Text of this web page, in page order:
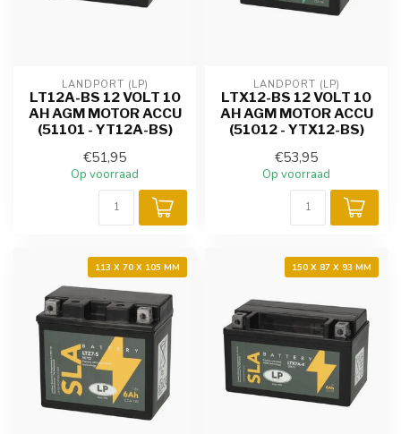
LANDPORT (LP)
LT12A-BS 12 VOLT 10
AH AGM MOTOR ACCU
(51101 - YT12A-BS)
€51,95
Op voorraad
LANDPORT (LP)
LTX12-BS 12 VOLT 10
AH AGM MOTOR ACCU
(51012 - YTX12-BS)
€53,95
Op voorraad
113 X 70 X 105 MM 150 X 87 X 93 MM